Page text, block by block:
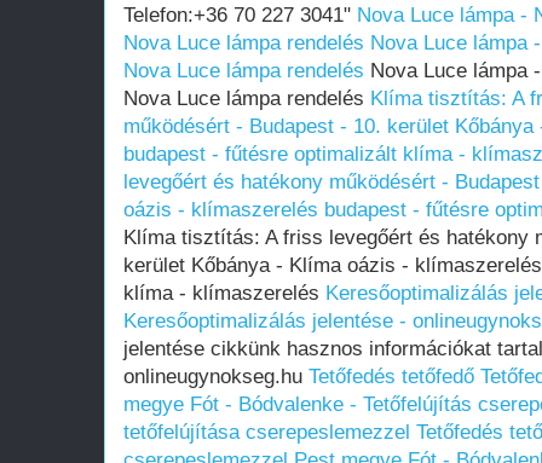
Telefon:+36 70 227 3041" Nova Luce lámpa -
Nova Luce lámpa rendelés Nova Luce lámpa
Nova Luce lámpa rendelés Nova Luce lámpa
Nova Luce lámpa rendelés Klíma tisztítás: A
működésért - Budapest - 10. kerület
budapest - fűtésre optimalizált klíma -
levegőért és hatékony működésért -
oázis - klímaszerelés budapest - fűtésre
Klíma tisztítás: A friss levegőért és hatékony
kerület Kőbánya - Klíma oázis -
klíma - klímaszerelés Keresőoptimalizálás
Keresőoptimalizálás jelentése -
jelentése cikkünk hasznos információkat
onlineugynokseg.hu Tetőfedés tetőfedő
megye Fót - Bódvalenke - Tetőfelújítás
tetőfelújítása cserepeslemezzel Tetőfedés